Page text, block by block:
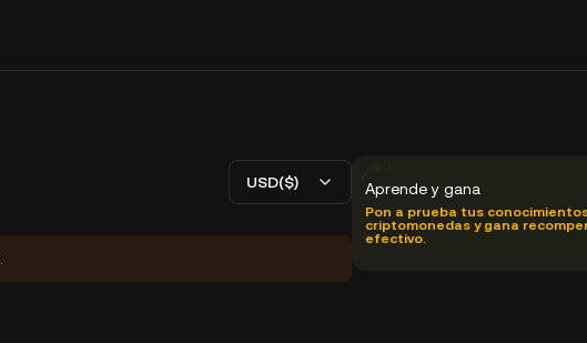
USD($) Aprende y gana
Pon a prueba tus
criptomonedas y gana
efectivo.